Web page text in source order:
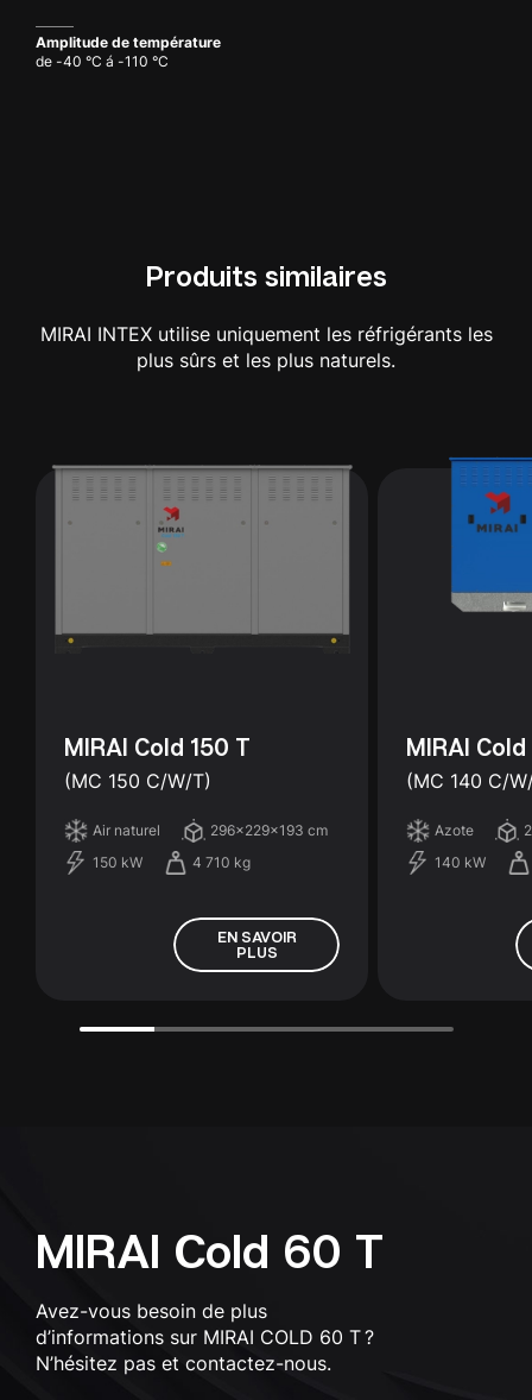
Amplitude de température
de -40 °C á -110 °C
Produits similaires
MIRAI INTEX utilise uniquement les réfrigérants les
plus sûrs et les plus naturels.
MIRAI Cold 150 T
(MC 150 C/W/T)
Air naturel
296x229x193 cm
150 kW
4 710 kg
EN SAVOIR
PLUS
MIRAI Cold
(MC 140 C/
Azote
140 kW
MIRAI Cold 60 T
Avez-vous besoin de plus
d’informations sur MIRAI COLD 60 T ?
N’hésitez pas et contactez-nous.